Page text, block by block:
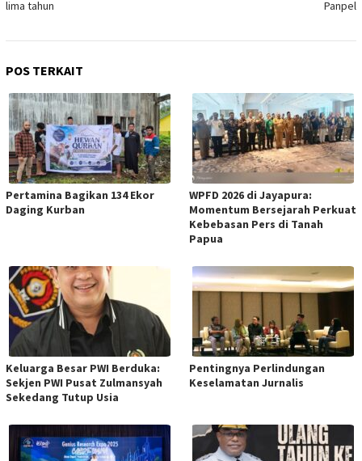
lima tahun
Panpel
POS TERKAIT
Pertamina Bagikan 134 Ekor
Daging Kurban
WPFD 2026 di Jayapura:
Momentum Bersejarah Perkuat
Kebebasan Pers di Tanah
Papua
Keluarga Besar PWI Berduka:
Sekjen PWI Pusat Zulmansyah
Sekedang Tutup Usia
Pentingnya Perlindungan
Keselamatan Jurnalis